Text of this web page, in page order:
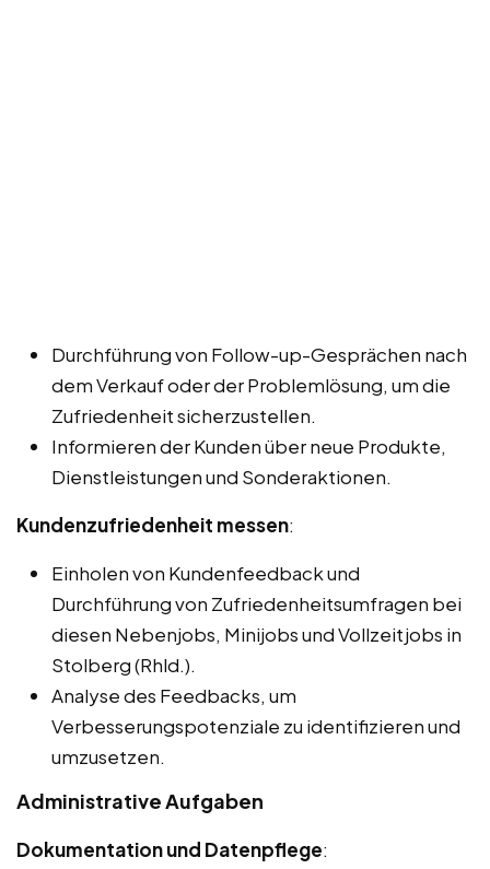
Durchführung von Follow-up-Gesprächen nach
dem Verkauf oder der Problemlösung, um die
Zufriedenheit sicherzustellen.
Informieren der Kunden über neue Produkte,
Dienstleistungen und Sonderaktionen.
Kundenzufriedenheit messen:
Einholen von Kundenfeedback und
Durchführung von Zufriedenheitsumfragen bei
diesen Nebenjobs, Minijobs und Vollzeitjobs in
Stolberg (Rhld.).
Analyse des Feedbacks, um
Verbesserungspotenziale zu identifizieren und
umzusetzen.
Administrative Aufgaben
Dokumentation und Datenpflege: